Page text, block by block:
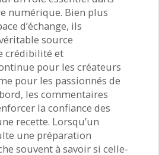
numérique. Bien plus
d’échange, ils
source
crédibilité et
pour les créateurs
pour les passionnés de
les commentaires
la confiance des
recette. Lorsqu’un
une préparation
souvent à savoir si celle-